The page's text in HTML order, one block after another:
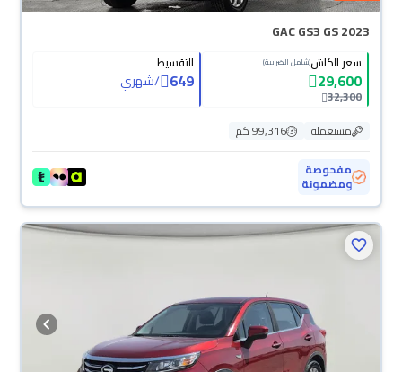
GAC GS3 GS 2023
سعر الكاش(شامل الضريبة)
29,600
32,300
التقسيط
649
/شهري
مستعملة
99,316 كم
مفحوصة
ومضمونة